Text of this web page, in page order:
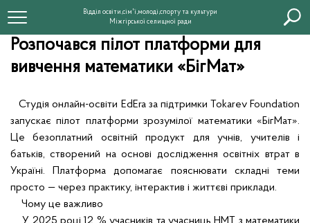
Відділ освіти,сім'ї,молоді,спорту та культури
Міжгірської селищної ради
Розпочався пілот платформи для
вивчення математики «БігМат»
Студія онлайн-освіти EdEraза підтримки Tokarev Foundation
запускає пілот платформи зрозумілої математики «БігМат».
Це безоплатний освітній продукт для учнів, учителів і
батьків, створений на основі дослідження освітніх втрат в
Україні. Платформа допомагає пояснювати складні теми
просто — через практику, інтерактив і життєві приклади.
Чому це важливо